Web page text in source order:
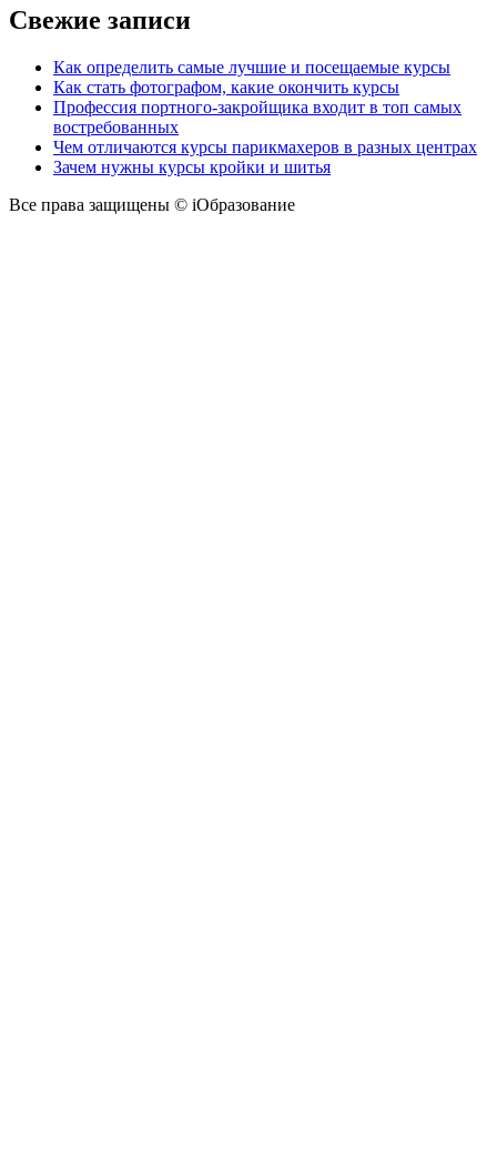
Свежие записи
Как определить самые лучшие и посещаемые курсы
Как стать фотографом, какие окончить курсы
Профессия портного-закройщика входит в топ самых
востребованных
Чем отличаются курсы парикмахеров в разных центрах
Зачем нужны курсы кройки и шитья
Все права защищены © iОбразование